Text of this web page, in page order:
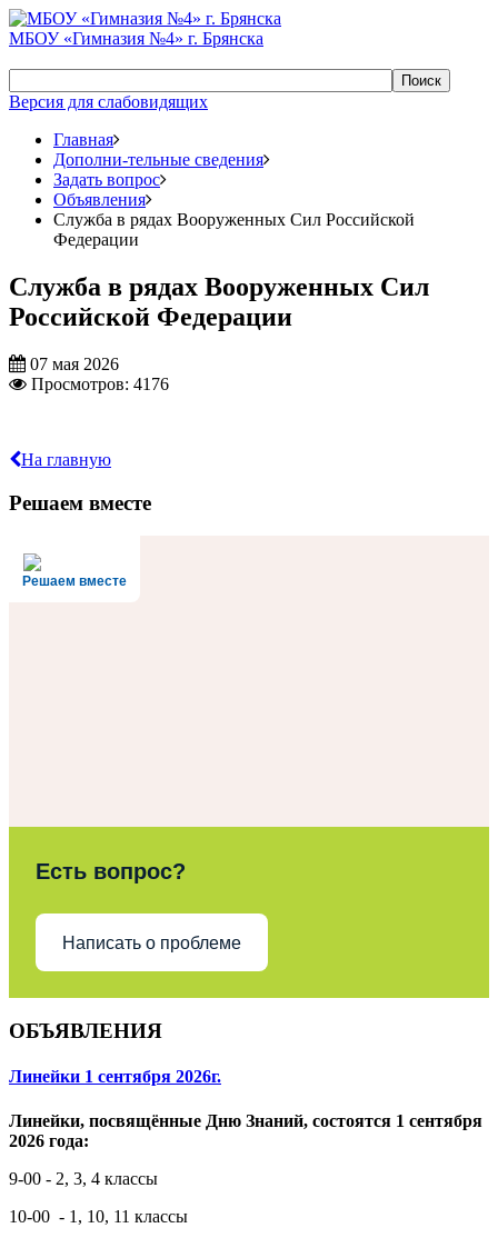
МБОУ «Гимназия №4» г. Брянска
Поиск
Версия для слабовидящих
Главная
Дополни-тельные сведения
Задать вопрос
Объявления
Служба в рядах Вооруженных Сил Российской
Федерации
Служба в рядах Вооруженных Сил
Российской Федерации
07 мая 2026
Просмотров: 4176
На главную
Решаем вместе
Решаем вместе
Есть вопрос?
Написать о проблеме
ОБЪЯВЛЕНИЯ
Линейки 1 сентября 2026г.
Линейки, посвящённые Дню Знаний, состоятся 1 сентября
2026 года:
9-00 - 2, 3, 4 классы
10-00 - 1, 10, 11 классы